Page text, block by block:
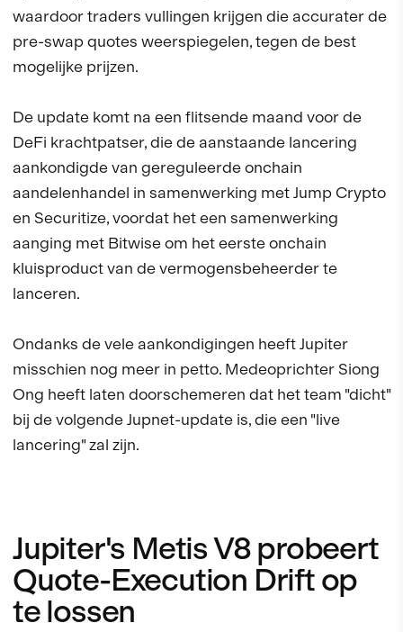
waardoor traders vullingen krijgen die accurater de
pre-swap quotes weerspiegelen, tegen de best
mogelijke prijzen.
De update komt na een flitsende maand voor de
DeFi krachtpatser, die de aanstaande lancering
aankondigde van gereguleerde onchain
aandelenhandel in samenwerking met Jump Crypto
en Securitize, voordat het een samenwerking
aanging met Bitwise om het eerste onchain
kluisproduct van de vermogensbeheerder te
lanceren.
Ondanks de vele aankondigingen heeft Jupiter
misschien nog meer in petto. Medeoprichter Siong
Ong heeft laten doorschemeren dat het team "dicht"
bij de volgende Jupnet-update is, die een "live
lancering" zal zijn.
Jupiter's Metis V8 probeert
Quote-Execution Drift op
te lossen